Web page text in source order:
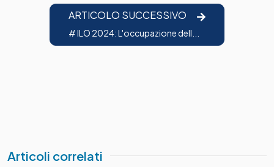
ARTICOLO SUCCESSIVO
# ILO 2024: L'occupazione dell...
Articoli correlati